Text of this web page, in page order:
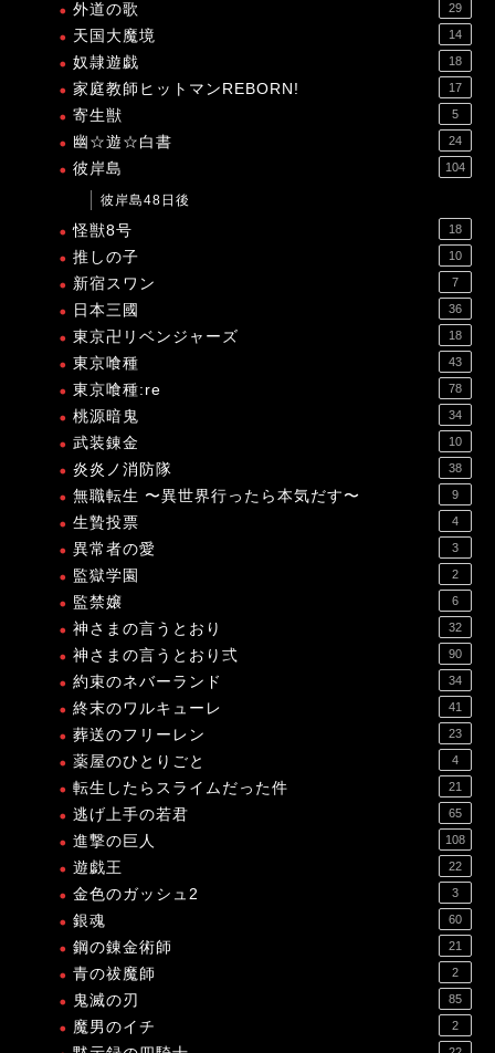
外道の歌 29
天国大魔境 14
奴隷遊戯 18
家庭教師ヒットマンREBORN! 17
寄生獣 5
幽☆遊☆白書 24
彼岸島 104
彼岸島48日後
怪獣8号 18
推しの子 10
新宿スワン 7
日本三國 36
東京卍リベンジャーズ 18
東京喰種 43
東京喰種:re 78
桃源暗鬼 34
武装錬金 10
炎炎ノ消防隊 38
無職転生 〜異世界行ったら本気だす〜 9
生贄投票 4
異常者の愛 3
監獄学園 2
監禁嬢 6
神さまの言うとおり 32
神さまの言うとおり弍 90
約束のネバーランド 34
終末のワルキューレ 41
葬送のフリーレン 23
薬屋のひとりごと 4
転生したらスライムだった件 21
逃げ上手の若君 65
進撃の巨人 108
遊戯王 22
金色のガッシュ2 3
銀魂 60
鋼の錬金術師 21
青の祓魔師 2
鬼滅の刃 85
魔男のイチ 2